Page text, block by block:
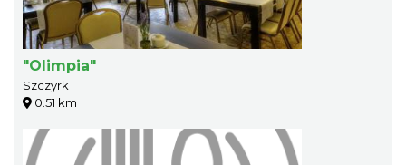
"Olimpia"
Szczyrk
0.51 km